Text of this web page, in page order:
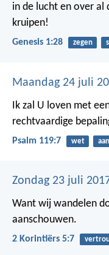
in de lucht en over al
kruipen!
Genesis 1:28 zegen
Maandag 24 juli
Ik zal U loven met
rechtvaardige
Psalm 119:7 wet
Zondag 23 juli
Want wij wandelen
aanschouwen.
2 Korintiërs 5:7